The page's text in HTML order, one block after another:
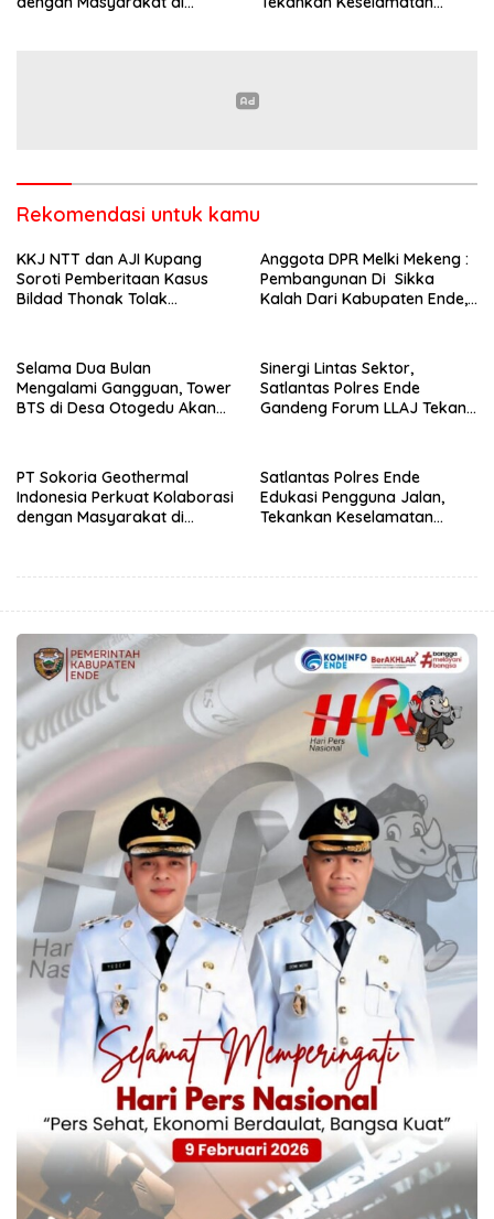
Rekomendasi untuk kamu
KKJ NTT dan AJI Kupang
Soroti Pemberitaan Kasus
Bildad Thonak Tolak
Anggota DPR Melki Mekeng :
Pembangunan Di Sikka
Kalah Dari Kabupaten Ende,
Selama Dua Bulan
Mengalami Gangguan, Tower
BTS di Desa Otogedu Akan
Sinergi Lintas Sektor,
Satlantas Polres Ende
Gandeng Forum LLAJ Tekan
PT Sokoria Geothermal
Indonesia Perkuat Kolaborasi
dengan Masyarakat di
Satlantas Polres Ende
Edukasi Pengguna Jalan,
Tekankan Keselamatan